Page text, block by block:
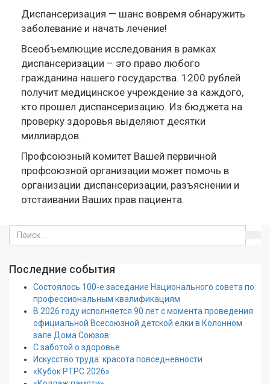
Диспансеризация — шанс вовремя обнаружить
заболевание и начать лечение!
Всеобъемлющие исследования в рамках
диспансеризации – это право любого
гражданина нашего государства. 1200 рублей
получит медицинское учреждение за каждого,
кто прошел диспансеризацию. Из бюджета на
проверку здоровья выделяют десятки
миллиардов.
Профсоюзный комитет Вашей первичной
профсоюзной организации может помочь в
организации диспансеризации, разъяснении и
отстаивании Ваших прав пациента.
Последние события
Состоялось 100-е заседание Национального совета по
профессиональным квалификациям
В 2026 году исполняется 90 лет с момента проведения
официальной Всесоюзной детской елки в Колонном
зале Дома Союзов
С заботой о здоровье
Искусство труда: красота повседневности
«Кубок РТРС 2026»